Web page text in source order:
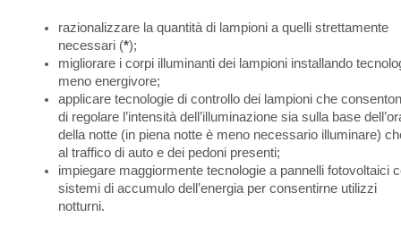
razionalizzare la quantità di lampioni a quelli strettamente
necessari (*);
migliorare i corpi illuminanti dei lampioni installando
meno energivore;
applicare tecnologie di controllo dei lampioni che
di regolare l’intensità dell’illuminazione sia sulla base
della notte (in piena notte è meno necessario illuminare)
al traffico di auto e dei pedoni presenti;
impiegare maggiormente tecnologie a pannelli fotovoltaici
sistemi di accumulo dell’energia per consentirne utilizzi
notturni.